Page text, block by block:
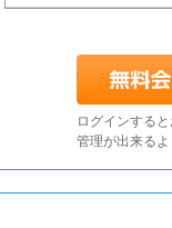
ログインする
管理が出来る